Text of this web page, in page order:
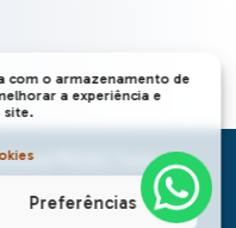
com o armazenamento de
a experiência e
site.
Preferências
©
| Todos os